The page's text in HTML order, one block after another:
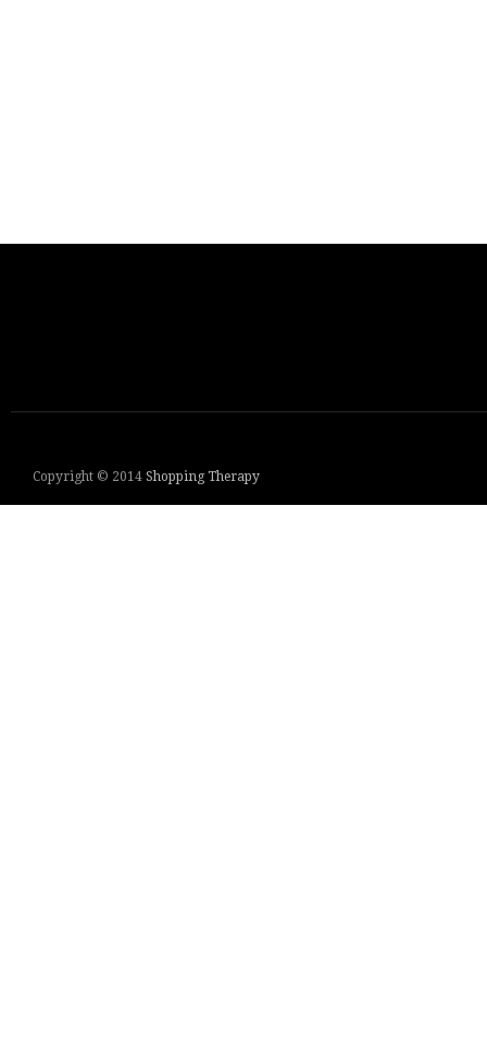
Copyright © 2014 Shopping Therapy